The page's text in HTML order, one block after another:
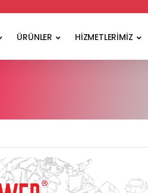
ÜRÜNLER HİZMETLERİMİZ